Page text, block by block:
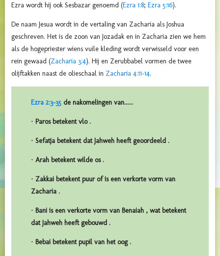
Ezra wordt hij ook Sesbazar genoemd (Ezra 1:8; Ezra 5:16).
De naam Jesua wordt in de vertaling van Zacharia als Joshua
geschreven. Het is de zoon van Jozadak en in Zacharia zien we hem
als de hogepriester wiens vuile kleding wordt verwisseld voor een
rein gewaad (Zacharia 3:4). Hij en Zerubbabel vormen de twee
olijftakken naast de olieschaal in Zacharia 4:11-14.
Ezra 2:3-35 de nakomelingen van......
· Paros betekent vlo .
· Sefatja betekent dat Jahweh heeft geoordeeld .
· Arah betekent wilde os .
· Zakkai betekent puur of is een verkorte vorm van
Zacharia .
· Bani is een verkorte vorm van Benaiah , wat betekent
dat Jahweh heeft gebouwd .
· Bebai betekent pupil van het oog .